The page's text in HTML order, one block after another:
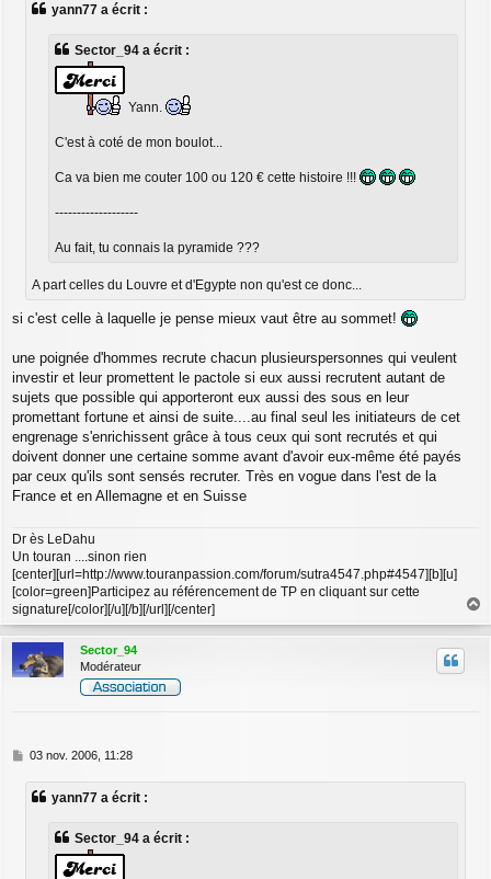
yann77 a écrit :
Sector_94 a écrit :
Yann.
C'est à coté de mon boulot...
Ca va bien me couter 100 ou 120 € cette histoire !!!
-------------------
Au fait, tu connais la pyramide ???
A part celles du Louvre et d'Egypte non qu'est ce donc...
si c'est celle à laquelle je pense mieux vaut être au sommet!
une poignée d'hommes recrute chacun plusieurspersonnes qui veulent
investir et leur promettent le pactole si eux aussi recrutent autant de
sujets que possible qui apporteront eux aussi des sous en leur
promettant fortune et ainsi de suite....au final seul les initiateurs de cet
engrenage s'enrichissent grâce à tous ceux qui sont recrutés et qui
doivent donner une certaine somme avant d'avoir eux-même été payés
par ceux qu'ils sont sensés recruter. Très en vogue dans l'est de la
France et en Allemagne et en Suisse
Dr ès LeDahu
Un touran ....sinon rien
[center][url=http://www.touranpassion.com/forum/sutra4547.php#4547][b][u]
[color=green]Participez au référencement de TP en cliquant sur cette
signature[/color][/u][/b][/url][/center]
a
u
Sector_94
Modérateur
M
s
03 nov. 2006, 11:28
yann77 a écrit :
Sector_94 a écrit :